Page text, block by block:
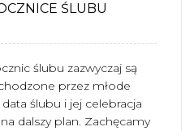
ŚLUBU
ślubu zazwyczaj są
przez młode
ślubu i jej celebracja
dalszy plan. Zachęcamy